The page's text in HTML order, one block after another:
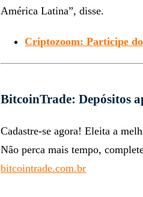
América Latina”, disse.
Criptozoom: Participe
BitcoinTrade: Depósitos
Cadastre-se agora! Eleita a
Não perca mais tempo,
bitcointrade.com.br